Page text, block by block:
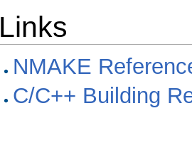
Links
NMAKE
C/C++ Building